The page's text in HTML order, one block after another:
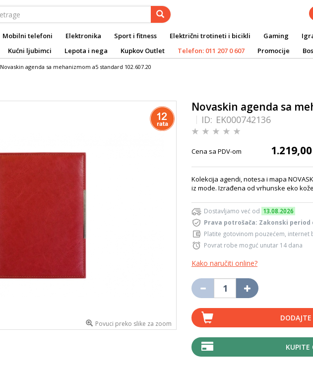
Mobilni telefoni Elektronika Sport i fitness Električni trotineti i bicikli Gaming
Kućni ljubimci Lepota i nega Kupkov Outlet Telefon: 011 207 0 607 Promocije
Novaskin agenda sa mehanizmom a5 standard 102.607.20
Povuci preko slike za zoom
Novaskin agenda sa
ID: EK000742136
Cena sa PDV-om
Kolekcija agendi, notesa i mapa
iz mode. Izrađena od vrhunske eko
Dostavljamo već od 13.08.2026
Prava potrošača: Zakonski
Platite gotovinom pouzećem, internet
Povrat robe moguć unutar 14 dana
Kako naručiti online?
KUPITE